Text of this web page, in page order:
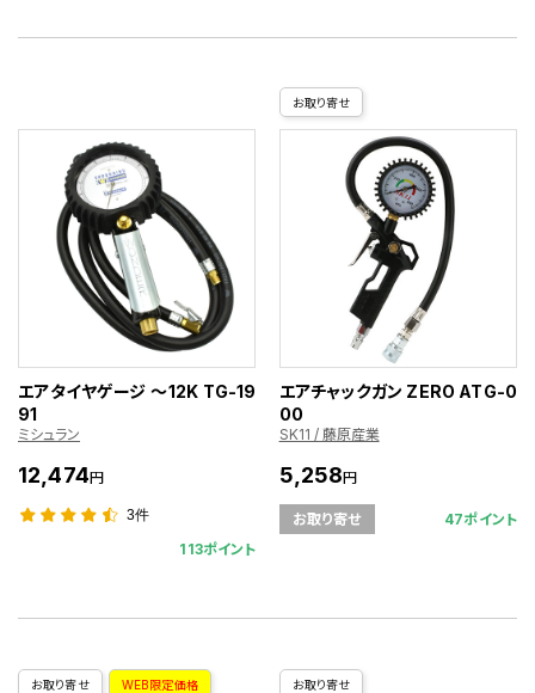
エアタイヤゲージ ～12K TG-19
91
ミシュラン
12,474円
3件
113ポイント
お取り寄せ
エアチャックガン ZERO ATG-0
00
SK11 / 藤原産業
5,258円
お取り寄せ 47ポイント
お取り寄せ WEB限定価格 お取り寄せ